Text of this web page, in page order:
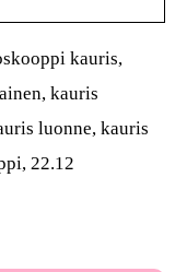
kauris,
kauris
luonne, kauris
22.12